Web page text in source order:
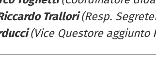
Trallori(Resp. Segrete
(Vice Questore aggiunto